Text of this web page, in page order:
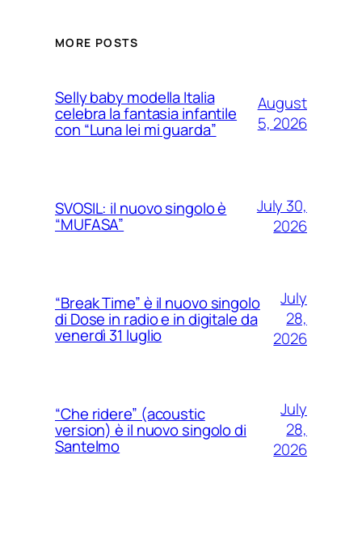
MORE POSTS
Selly baby modella Italia
celebra la fantasia infantile
con “Luna lei mi guarda”
August
5, 2026
SVOSIL: il nuovo singolo è
“MUFASA”
July 30,
2026
“Break Time” è il nuovo singolo
di Dose in radio e in digitale da
venerdì 31 luglio
July
28,
2026
“Che ridere” (acoustic
version) è il nuovo singolo di
Santelmo
July
28,
2026